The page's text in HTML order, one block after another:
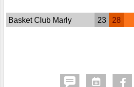
Basket Club Marly 23 28